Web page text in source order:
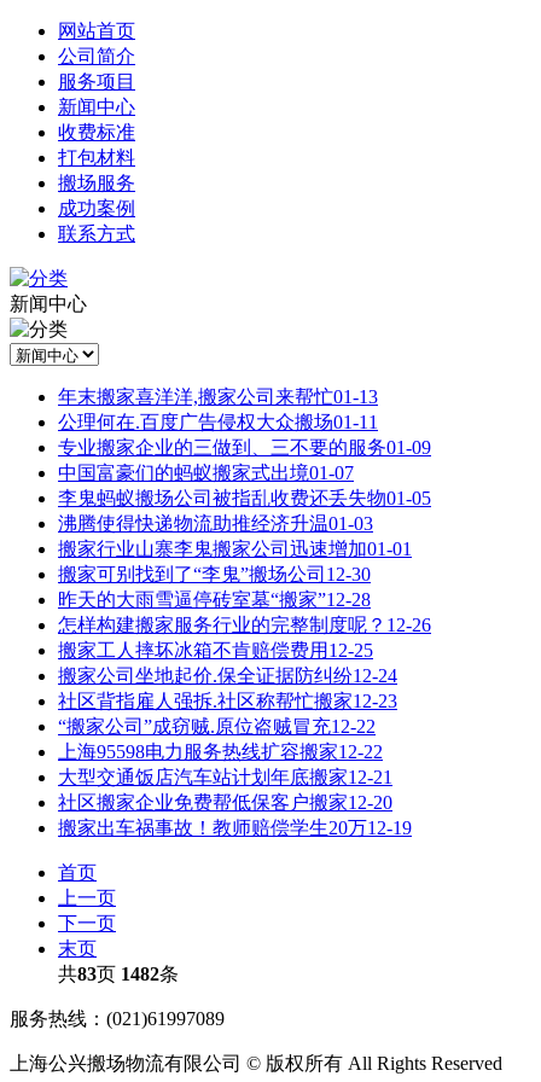
网站首页
公司简介
服务项目
新闻中心
收费标准
打包材料
搬场服务
成功案例
联系方式
新闻中心
年末搬家喜洋洋,搬家公司来帮忙01-13
公理何在.百度广告侵权大众搬场01-11
专业搬家企业的三做到、三不要的服务01-09
中国富豪们的蚂蚁搬家式出境01-07
李鬼蚂蚁搬场公司被指乱收费还丢失物01-05
沸腾使得快递物流助推经济升温01-03
搬家行业山寨李鬼搬家公司迅速增加01-01
搬家可别找到了“李鬼”搬场公司 12-30
昨天的大雨雪逼停砖室墓“搬家”12-28
怎样构建搬家服务行业的完整制度呢？ 12-26
搬家工人摔坏冰箱不肯赔偿费用 12-25
搬家公司坐地起价.保全证据防纠纷12-24
社区背指雇人强拆.社区称帮忙搬家12-23
“搬家公司”成窃贼.原位盗贼冒充12-22
上海95598电力服务热线扩容搬家12-22
大型交通饭店汽车站计划年底搬家12-21
社区搬家企业免费帮低保客户搬家12-20
搬家出车祸事故！教师赔偿学生20万12-19
首页
上一页
下一页
末页
共83页 1482条
服务热线：(021)61997089
上海公兴搬场物流有限公司 © 版权所有 All Rights Reserved